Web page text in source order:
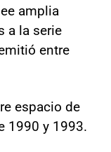
amplia
a la serie
entre
espacio de
1990 y 1993.